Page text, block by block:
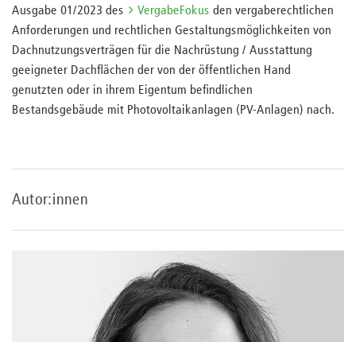
Ausgabe 01/2023 des
VergabeFokus den vergaberechtlichen
Anforderungen und rechtlichen Gestaltungsmöglichkeiten von
Dachnutzungsverträgen für die Nachrüstung / Ausstattung
geeigneter Dachflächen der von der öffentlichen Hand
genutzten oder in ihrem Eigentum befindlichen
Bestandsgebäude mit Photovoltaikanlagen (PV-Anlagen) nach.
Autor:innen